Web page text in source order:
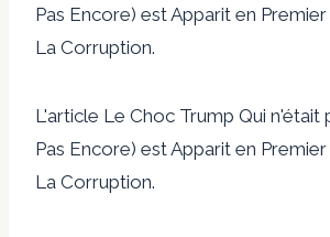
Pas Encore) est Apparit en
La Corruption.
L'article Le Choc Trump Qui n'était
Pas Encore) est Apparit en
La Corruption.